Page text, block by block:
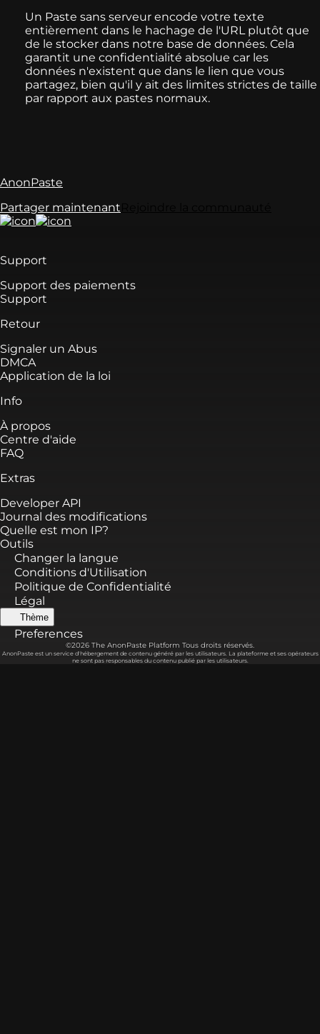
Un Paste sans serveur encode votre texte
entièrement dans le hachage de l'URL plutôt que
de le stocker dans notre base de données. Cela
garantit une confidentialité absolue car les
données n'existent que dans le lien que vous
partagez, bien qu'il y ait des limites strictes de taille
par rapport aux pastes normaux.
AnonPaste
Partager maintenant
Support
Support des paiements
Support
Retour
Signaler un Abus
DMCA
Application de la loi
Info
À propos
Centre d'aide
FAQ
Extras
Developer API
Journal des modifications
Quelle est mon IP?
Outils
Changer la langue
Conditions d'Utilisation
Politique de Confidentialité
Légal
Thème
Preferences
©2026 The AnonPaste Platform Tous droits réservés.
AnonPaste est un service d'hébergement de contenu généré par les utilisateurs. La plateforme et ses opérateurs
ne sont pas responsables du contenu publié par les utilisateurs.